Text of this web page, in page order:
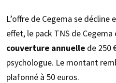
L’offre de Cegema se décline
effet, le pack TNS de
couverture annuellede 250
psychologue. Le montant
plafonné à 50 euros.